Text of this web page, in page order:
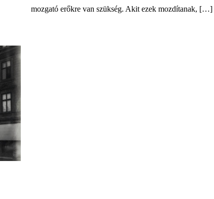
mozgató erőkre van szükség. Akit ezek mozdítanak, […]